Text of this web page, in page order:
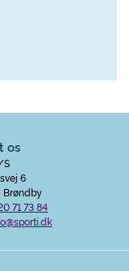
os
S
6
Brøndby
71 73 84